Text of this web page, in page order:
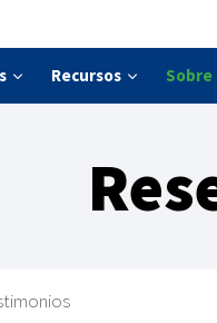
Recursos